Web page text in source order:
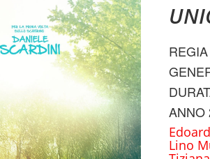
ANNO
Lino